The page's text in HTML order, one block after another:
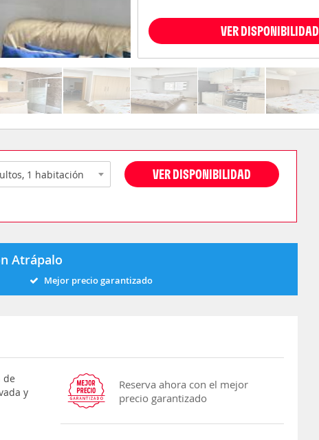
VER DISPONIBILIDAD
VER DISPONIBILIDAD
Atrápalo
Mejor precio garantizado
de
y
Reserva ahora con el mejor
precio garantizado